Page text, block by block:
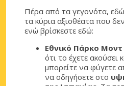
Πέρα από τα γεγονότα, εδώ
τα κύρια αξιοθέατα που
ενώ βρίσκεστε εδώ:
Εθνικό Πάρκο Μοντ
ότι το έχετε ακούσει
μπορείτε να φύγετε
να οδηγήσετε στο